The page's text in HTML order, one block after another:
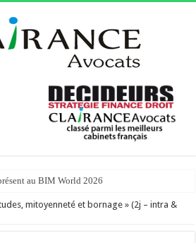
au BIM World 2026
mitoyenneté et bornage » (2j – intra &